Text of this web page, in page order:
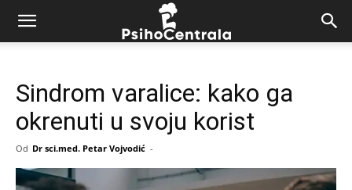
Sindrom varalice: kako ga
okrenuti u svoju korist
Od Dr sci.med. Petar Vojvodić -